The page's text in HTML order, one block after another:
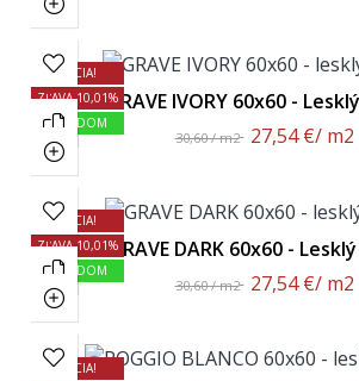
AKCIA!
ZĽAVA 10,01%
SKLADOM
GRAVE IVORY 60x60 -
30,60 / m2 27,54 €/ m2
AKCIA!
ZĽAVA 10,01%
SKLADOM
GRAVE DARK 60x60 -
30,60 / m2 27,54 €/ m2
AKCIA!